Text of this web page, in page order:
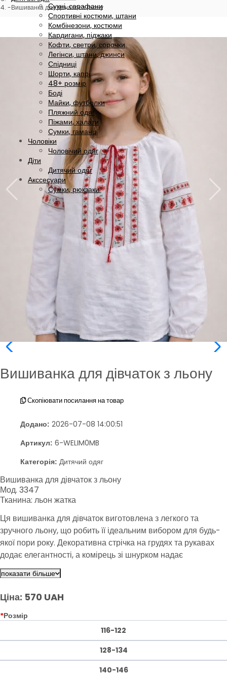
Сукні, сарафани
Спортивні костюми, штани
Комбінезони, костюми
Кардигани, піджаки
Кофти, светри, сорочки
Легінси, штани, джинси
Спідниці
Шорти, капрі
48+ розмір
Боді
Майки, футболки
Пляжний одяг
Піжами, халати
Сумки, гаманці
Чоловіки
Чоловічий одяг
Діти
Дитячий одяг
Акссесуари
Сумки, рюкзаки
Вишиванка для дівчаток з льону
Вишиванка для дівчаток з льону
Скопіювати посилання на товар
Додано: 2026-07-08 14:00:51
Артикул: 6-WELIM0MB
Категорія: Дитячий одяг
Вишиванка для дівчаток з льону
Мод. 3347
Тканина: льон жатка
Ця вишиванка для дівчаток виготовлена з легкого та
зручного льону, що робить її ідеальним вибором для будь-
якої пори року. Декоративна стрічка на грудях та рукавах
додає елегантності, а комірець зі шнурком надає
можливість регулювання. Вишиванка підходить для
садочка, школи, святкових подій та повсякденного носіння.
показати більше
Ціна: 570 UAH
*Розмір
116-122
128-134
140-146